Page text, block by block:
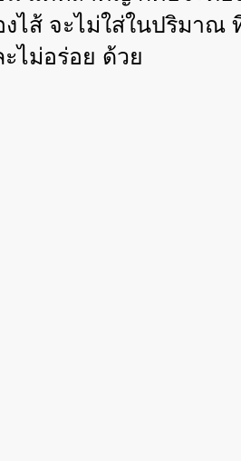
ส้ จะไม่ใส่ในปริมาณ
ไม่อร่อย ด้วย